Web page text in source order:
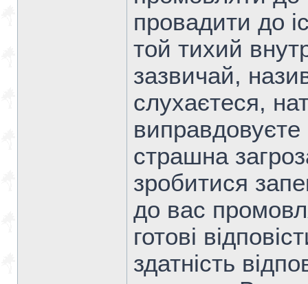
провадити до
той тихий
зазвичай,
слухаєтеся,
страшна
зробитися
до вас
готові
здатність